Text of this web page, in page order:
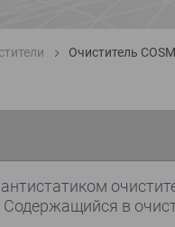
Очиститель
в